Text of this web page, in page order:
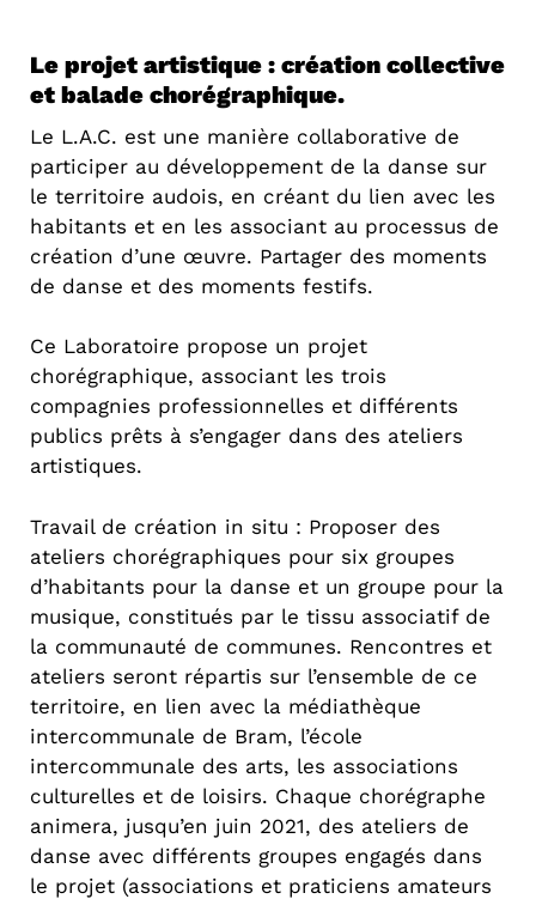
Le projet artistique : création collective
et balade chorégraphique.
Le L.A.C. est une manière collaborative de
participer au développement de la danse sur
le territoire audois, en créant du lien avec les
habitants et en les associant au processus de
création d’une œuvre. Partager des moments
de danse et des moments festifs.
Ce Laboratoire propose un projet
chorégraphique, associant les trois
compagnies professionnelles et différents
publics prêts à s’engager dans des ateliers
artistiques.
Travail de création in situ : Proposer des
ateliers chorégraphiques pour six groupes
d’habitants pour la danse et un groupe pour la
musique, constitués par le tissu associatif de
la communauté de communes. Rencontres et
ateliers seront répartis sur l’ensemble de ce
territoire, en lien avec la médiathèque
intercommunale de Bram, l’école
intercommunale des arts, les associations
cultu­relles et de loisirs. Chaque chorégraphe
anime­ra, jusqu’en juin 2021, des ateliers de
danse avec différents groupes engagés dans
le projet (associations et praticiens amateurs